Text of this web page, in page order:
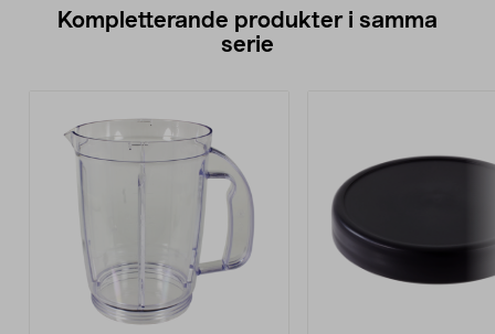
Kompletterande produkter i samma
serie